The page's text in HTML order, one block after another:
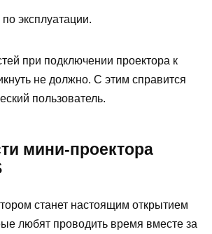
эксплуатации.
при подключении проектора к
не должно. С этим справится
пользователь.
мини-проектора
станет настоящим открытием
любят проводить время вместе за